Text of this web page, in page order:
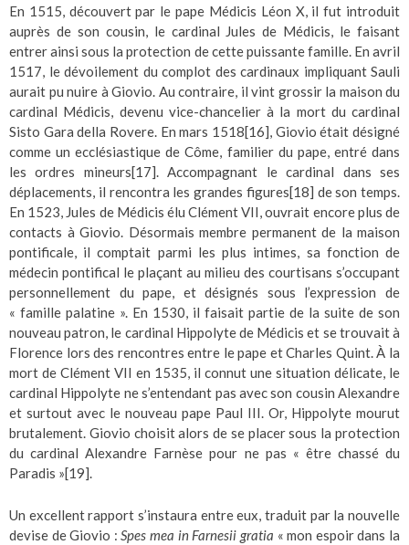
En 1515, découvert par le pape Médicis Léon X, il fut introduit
auprès de son cousin, le cardinal Jules de Médicis, le faisant
entrer ainsi sous la protection de cette puissante famille. En avril
1517, le dévoilement du complot des cardinaux impliquant Sauli
aurait pu nuire à Giovio. Au contraire, il vint grossir la maison du
cardinal Médicis, devenu vice-chancelier à la mort du cardinal
Sisto Gara della Rovere. En mars 1518[16], Giovio était désigné
comme un ecclésiastique de Côme, familier du pape, entré dans
les ordres mineurs[17]. Accompagnant le cardinal dans ses
déplacements, il rencontra les grandes figures[18] de son temps.
En 1523, Jules de Médicis élu Clément VII, ouvrait encore plus de
contacts à Giovio. Désormais membre permanent de la maison
pontificale, il comptait parmi les plus intimes, sa fonction de
médecin pontifical le plaçant au milieu des courtisans s’occupant
personnellement du pape, et désignés sous l’expression de
« famille palatine ». En 1530, il faisait partie de la suite de son
nouveau patron, le cardinal Hippolyte de Médicis et se trouvait à
Florence lors des rencontres entre le pape et Charles Quint. À la
mort de Clément VII en 1535, il connut une situation délicate, le
cardinal Hippolyte ne s’entendant pas avec son cousin Alexandre
et surtout avec le nouveau pape Paul III. Or, Hippolyte mourut
brutalement. Giovio choisit alors de se placer sous la protection
du cardinal Alexandre Farnèse pour ne pas « être chassé du
Paradis »[19].
Un excellent rapport s’instaura entre eux, traduit par la nouvelle
devise de Giovio :Spes mea in Farnesii gratia « mon espoir dans la